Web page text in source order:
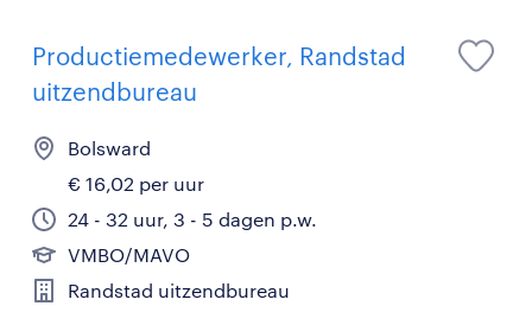
Productiemedewerker, Randstad
uitzendbureau
Bolsward
€ 16,02 per uur
24 - 32 uur, 3 - 5 dagen p.w.
VMBO/MAVO
Randstad uitzendbureau